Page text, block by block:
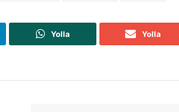
Yolla Yolla